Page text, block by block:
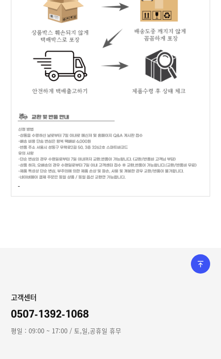
-
고객센터
0507-1392-1068
평일 : 09:00 ~ 17:00 / 토,일,공휴일 휴무